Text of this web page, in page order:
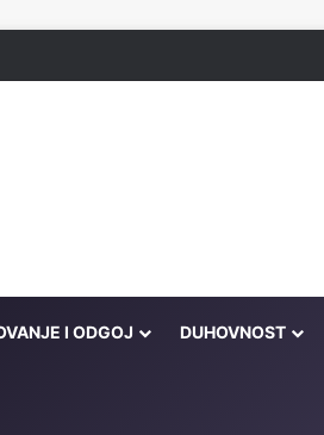
ef. Đozo
I ODGOJ DUHOVNOST